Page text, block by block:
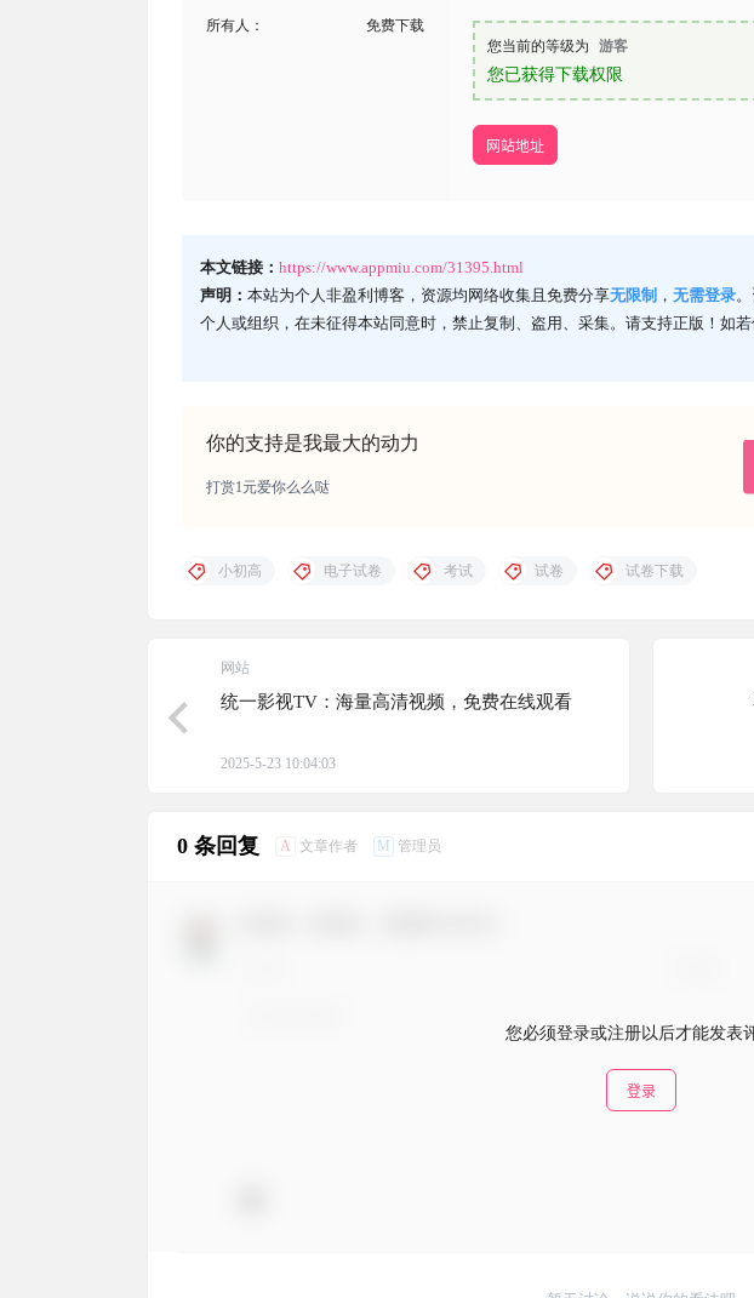
所有人： 免费下载
您当前的等级为 游客
您已获得下载权限
网站地址
本文链接： https://www.appmiu.com/31395.html
声明： 本站为个人非盈利博客，资源均网络收集且免费分享无限制 ， 无需登录
个人或组织，在未征得本站同意时，禁止复制、盗用、采集。请支持正版！如
你的支持是我最大的动力
打赏1元爱你么么哒
小初高 电子试卷 考试 试卷 试卷下载
网站
统一影视TV：海量高清视频，免费在线观看
2025-5-23 10:04:03
0 条回复 A 文章作者 M 管理员
您必须登录或注册以后才能发表
登录